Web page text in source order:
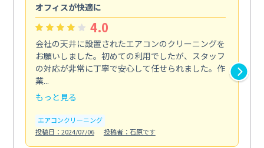
オフィスが快適に
4.0
会社の天井に設置されたエアコンのクリーニングを
お願いしました。初めての利用でしたが、スタッフ
の対応が非常に丁寧で安心して任せられました。作
業...
もっと見る
エアコンクリーニング
投稿日：2024/07/06
投稿者：石原です